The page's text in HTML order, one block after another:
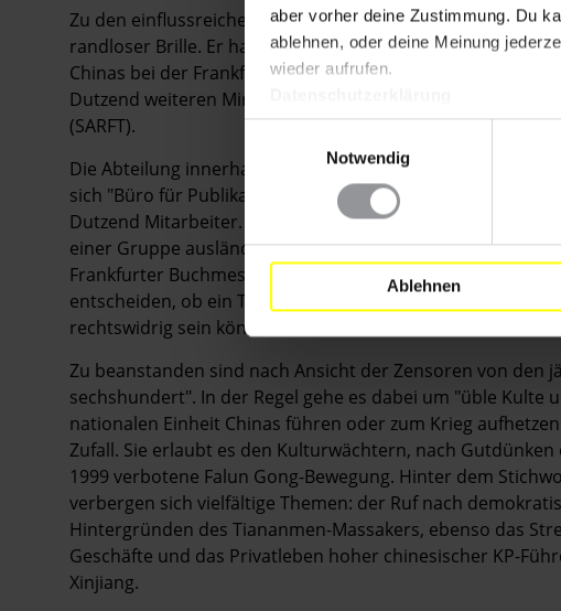
aber vorher deine Zustimmung. Du
ablehnen, oder deine Meinung
wieder aufrufen.
Notwendig
Ablehnen
Zu den einflussreichen Männern der GAPP gehört Wu
randloser Brille. Er hat den Rang eines Vizeministers.
Chinas bei der Frankfurter Buchmesse im Oktober –
Dutzend weiteren Ministerien und Ämtern, darunter die
(SARFT).
Die Abteilung innerhalb der GAPP, die entscheidet,
sich "Büro für Publikationsmanagement". Dort arbeiten
Dutzend Mitarbeiter. Diese vertrauen vor allem auf die
einer Gruppe ausländischer Journalisten, die sich im Juni
Frankfurter Buchmesse informierten, formulierte es Wu
entscheiden, ob ein Titel erscheinen dürfe. "Wenn die
rechtswidrig sein könnte, holen sie sich bei uns den Rat von
Zu beanstanden sind nach Ansicht der Zensoren von den
sechshundert". In der Regel gehe es dabei um "üble Kulte
nationalen Einheit Chinas führen oder zum Krieg
Zufall. Sie erlaubt es den Kulturwächtern, nach
1999 verbotene Falun Gong-Bewegung. Hinter dem
verbergen sich vielfältige Themen: der Ruf nach
Hintergründen des Tiananmen-Massakers, ebenso das
Geschäfte und das Privatleben hoher chinesischer KP-
Xinjiang.